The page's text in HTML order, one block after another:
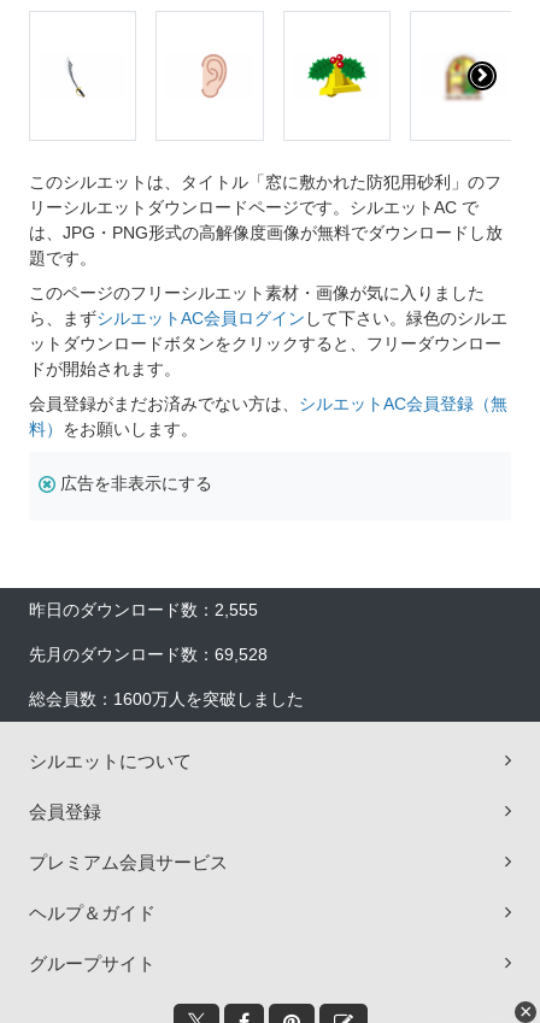
このシルエットは、タイトル「窓に敷かれた防犯用砂利」のフ
リーシルエットダウンロードページです。シルエットAC で
は、JPG・PNG形式の高解像度画像が無料でダウンロードし放
題です。
このページのフリーシルエット素材・画像が気に入りました
ら、まずシルエットAC会員ログイン して下さい。緑色のシルエ
ットダウンロードボタンをクリックすると、フリーダウンロー
ドが開始されます。
会員登録がまだお済みでない方は、 シルエットAC会員登録（無
料） をお願いします。
広告を非表示にする
昨日のダウンロード数：2,555
先月のダウンロード数：69,528
総会員数：1600万人を突破しました
シルエットについて
会員登録
プレミアム会員サービス
ヘルプ＆ガイド
グループサイト
×